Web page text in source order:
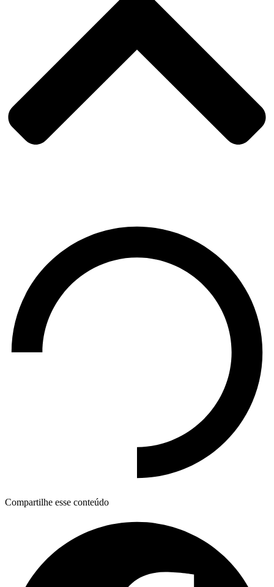
Compartilhe esse conteúdo